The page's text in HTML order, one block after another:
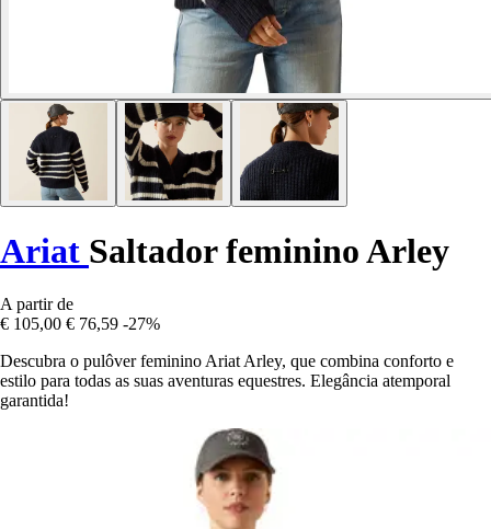
Ariat Saltador feminino Arley
A partir de
€ 105,00 € 76,59 -27%
Descubra o pulôver feminino Ariat Arley, que combina conforto e
estilo para todas as suas aventuras equestres. Elegância atemporal
garantida!